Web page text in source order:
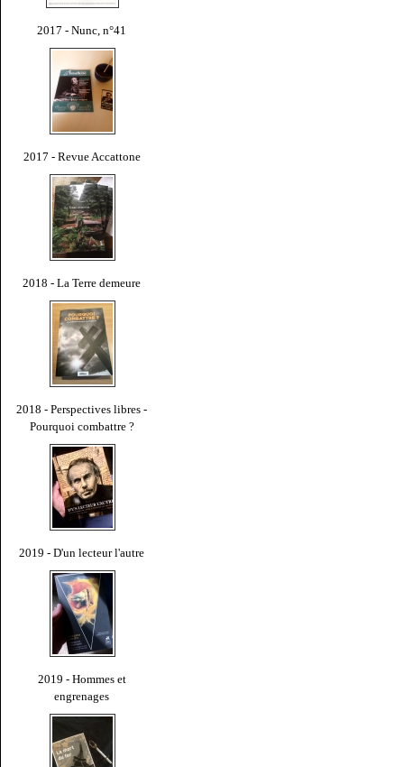
2017 - Nunc, n°41
2017 - Revue Accattone
2018 - La Terre demeure
2018 - Perspectives libres -
Pourquoi combattre ?
2019 - D'un lecteur l'autre
2019 - Hommes et
engrenages